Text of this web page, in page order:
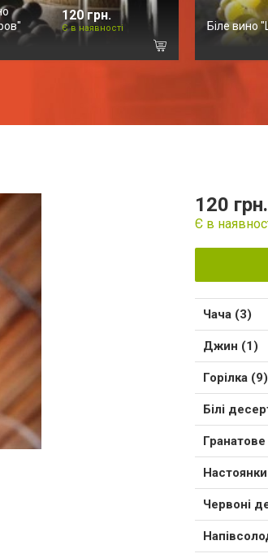
120 грн.
Є в наявності Біле вино
120 грн.
Є в
Чача (3)
Джин (1)
Горілка (9)
Білі
Червоні